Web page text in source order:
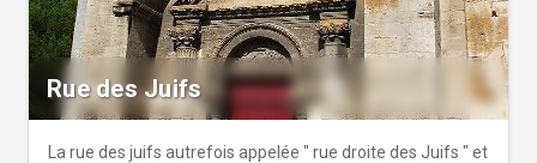
Rue des Juifs
La rue des juifs autrefois appelée " rue droite des Juifs " et